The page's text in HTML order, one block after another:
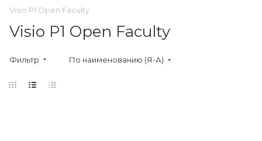
Visio P1 Open Faculty
Visio P1 Open Faculty
Фильтр По наименованию (Я-А)